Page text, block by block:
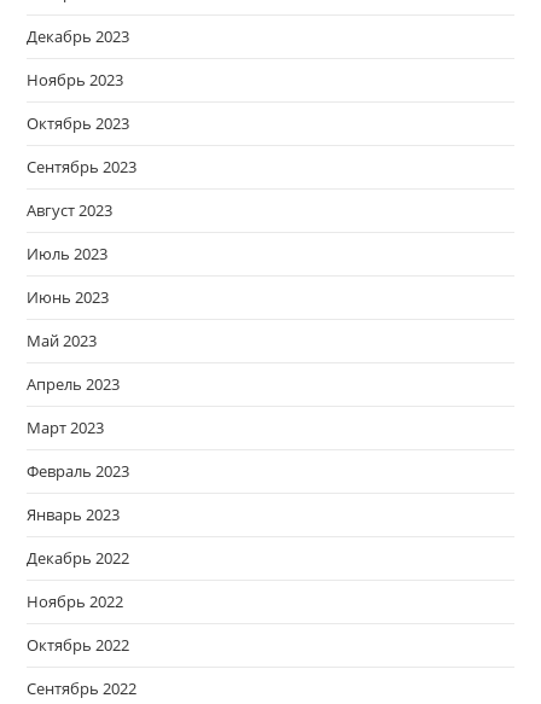
Декабрь 2023
Ноябрь 2023
Октябрь 2023
Сентябрь 2023
Август 2023
Июль 2023
Июнь 2023
Май 2023
Апрель 2023
Март 2023
Февраль 2023
Январь 2023
Декабрь 2022
Ноябрь 2022
Октябрь 2022
Сентябрь 2022